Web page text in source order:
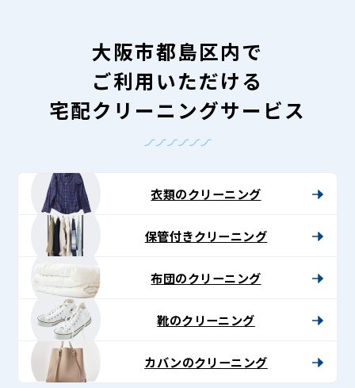
大阪市都島区内で
ご利用いただける
宅配クリーニングサービス
衣類のクリーニング
保管付きクリーニング
布団のクリーニング
靴のクリーニング
カバンのクリーニング